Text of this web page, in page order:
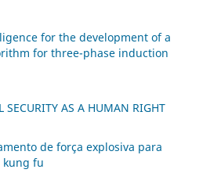
for the development of a
for three-phase induction
SECURITY AS A HUMAN RIGHT
de força explosiva para
kung fu